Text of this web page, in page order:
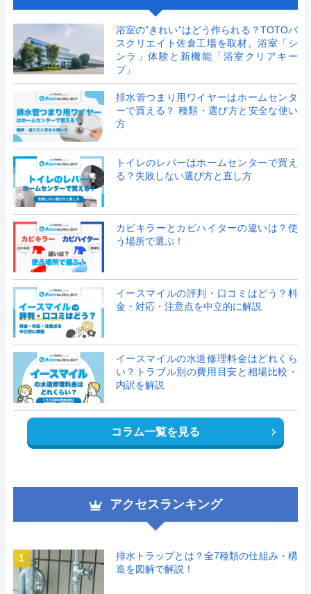
浴室の”きれい”はどう作られる？TOTOバ
スクリエイト佐倉工場を取材。浴室「シ
ンラ」体験と新機能「浴室クリアキー
プ」
排水管つまり用ワイヤーはホームセンタ
ーで買える？ 種類・選び方と安全な使い
方
トイレのレバーはホームセンターで買え
る？失敗しない選び方と直し方
カビキラーとカビハイターの違いは？使
う場所で選ぶ！
イースマイルの評判・口コミはどう？料
金・対応・注意点を中立的に解説
イースマイルの水道修理料金はどれくら
い？トラブル別の費用目安と相場比較・
内訳を解説
コラム一覧を見る
アクセスランキング
1
排水トラップとは？全7種類の仕組み・構
造を図解で解説！